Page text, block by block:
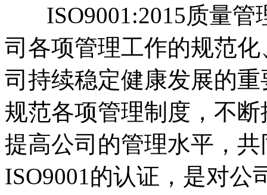
ISO9001:2015质量管
司各项管理工作的规范
司持续稳定健康发展的
规范各项管理制度，不
提高公司的管理水平，
ISO9001的认证，是对